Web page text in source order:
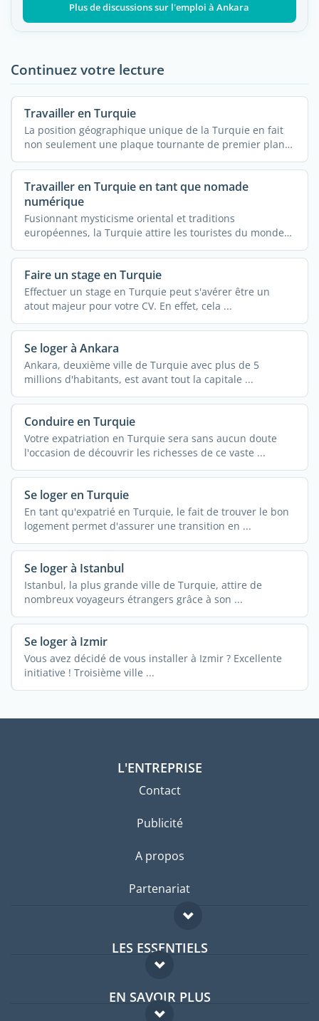
Plus de discussions sur l'emploi à Ankara
Continuez votre lecture
Travailler en Turquie
La position géographique unique de la Turquie en fait
non seulement une plaque tournante de premier plan
...
Travailler en Turquie en tant que nomade
numérique
Fusionnant mysticisme oriental et traditions
européennes, la Turquie attire les touristes du monde
entier. ...
Faire un stage en Turquie
Effectuer un stage en Turquie peut s'avérer être un
atout majeur pour votre CV. En effet, cela ...
Se loger à Ankara
Ankara, deuxième ville de Turquie avec plus de 5
millions d'habitants, est avant tout la capitale ...
Conduire en Turquie
Votre expatriation en Turquie sera sans aucun doute
l'occasion de découvrir les richesses de ce vaste ...
Se loger en Turquie
En tant qu'expatrié en Turquie, le fait de trouver le bon
logement permet d'assurer une transition en ...
Se loger à Istanbul
Istanbul, la plus grande ville de Turquie, attire de
nombreux voyageurs étrangers grâce à son ...
Se loger à Izmir
Vous avez décidé de vous installer à Izmir ? Excellente
initiative ! Troisième ville ...
L'ENTREPRISE
Contact
Publicité
A propos
Partenariat
LES ESSENTIELS
Forum expatriés
Guides pays
EN SAVOIR PLUS